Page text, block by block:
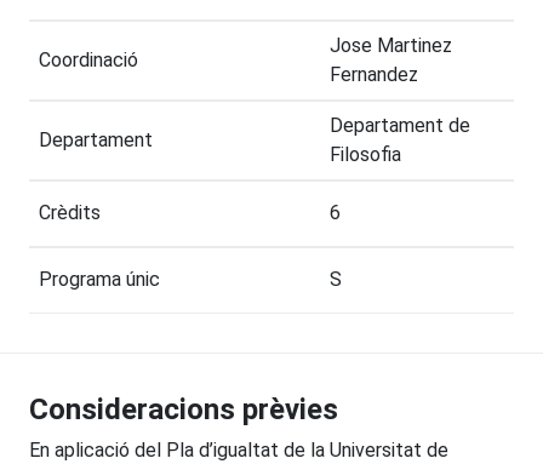
Coordinació
Jose Martinez
Fernandez
Departament
Departament de
Filosofia
Crèdits 6
Programa únic S
Consideracions prèvies
En aplicació del Pla d’igualtat de la Universitat de